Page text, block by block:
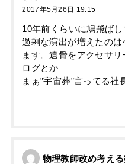
2017年5月26日 19:15
10年前くらいに鳩飛ば
過剰な演出が増えたの
ます。遺骨をアクセサ
ログとか
まぁ”宇宙葬”言ってる
物理教師改め考え